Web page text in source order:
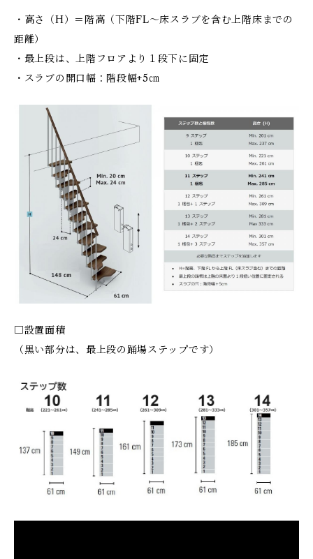
・高さ（H）＝階高（下階FL～床スラブを含む上階床までの
距離）
・最上段は、上階フロアより１段下に固定
・スラブの開口幅：階段幅+5㎝
□設置面積
（黒い部分は、最上段の踊場ステップです）